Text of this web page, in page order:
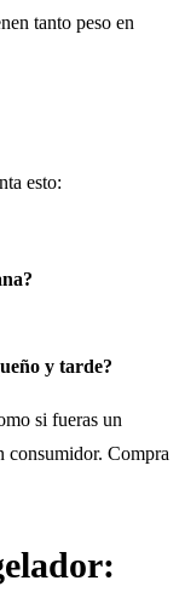
tanto peso en
esto:
y tarde?
si fueras un
consumidor. Compra